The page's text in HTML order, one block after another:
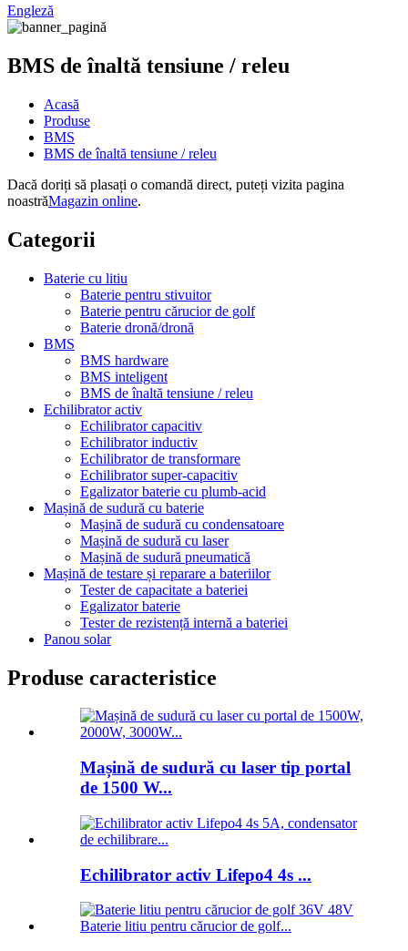
Engleză
BMS de înaltă tensiune / releu
Acasă
Produse
BMS
BMS de înaltă tensiune / releu
Dacă doriți să plasați o comandă direct, puteți vizita pagina
noastrăMagazin online.
Categorii
Baterie cu litiu
Baterie pentru stivuitor
Baterie pentru cărucior de golf
Baterie dronă/dronă
BMS
BMS hardware
BMS inteligent
BMS de înaltă tensiune / releu
Echilibrator activ
Echilibrator capacitiv
Echilibrator inductiv
Echilibrator de transformare
Echilibrator super-capacitiv
Egalizator baterie cu plumb-acid
Mașină de sudură cu baterie
Mașină de sudură cu condensatoare
Mașină de sudură cu laser
Mașină de sudură pneumatică
Mașină de testare și reparare a bateriilor
Tester de capacitate a bateriei
Egalizator baterie
Tester de rezistență internă a bateriei
Panou solar
Produse caracteristice
Mașină de sudură cu laser tip portal
de 1500 W...
Echilibrator activ Lifepo4 4s ...